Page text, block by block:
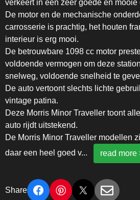
verkeert in een zeer goede en mooie
De motor en de mechanische
carrosserie is prachtig, het houten
interieur is erg mooi.
De betrouwbare 1098 cc motor
voldoende vermogen om deze
snelweg, voldoende snelheid te
De auto vertoont slechts lichte
vintage patina.
Deze Morris Minor Traveller toont
auto rijdt uitstekend.
De Morris Minor Traveller modellen
daar een heel goed v... read more
Share